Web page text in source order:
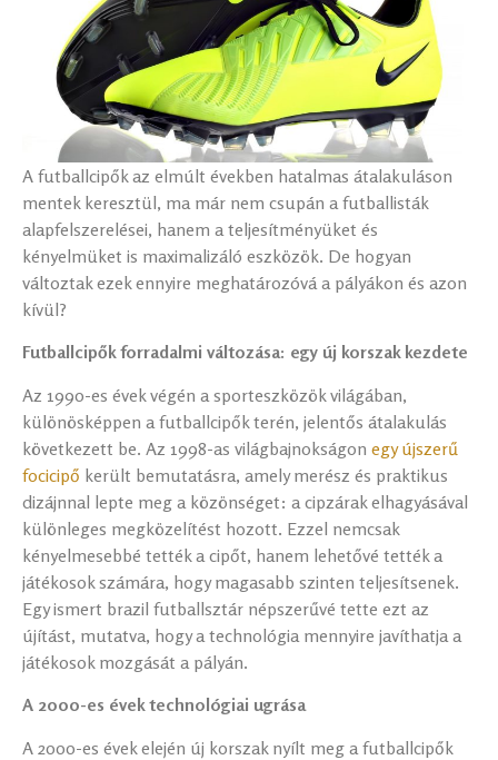
A futballcipők az elmúlt években hatalmas átalakuláson
mentek keresztül, ma már nem csupán a futballisták
alapfelszerelései, hanem a teljesítményüket és
kényelmüket is maximalizáló eszközök. De hogyan
változtak ezek ennyire meghatározóvá a pályákon és azon
kívül?
Futballcipők forradalmi változása: egy új korszak kezdete
Az 1990-es évek végén a sporteszközök világában,
különösképpen a futballcipők terén, jelentős átalakulás
következett be. Az 1998-as világbajnokságon egy újszerű
focicipő került bemutatásra, amely merész és praktikus
dizájnnal lepte meg a közönséget: a cipzárak elhagyásával
különleges megközelítést hozott. Ezzel nemcsak
kényelmesebbé tették a cipőt, hanem lehetővé tették a
játékosok számára, hogy magasabb szinten teljesítsenek.
Egy ismert brazil futballsztár népszerűvé tette ezt az
újítást, mutatva, hogy a technológia mennyire javíthatja a
játékosok mozgását a pályán.
A 2000-es évek technológiai ugrása
A 2000-es évek elején új korszak nyílt meg a futballcipők